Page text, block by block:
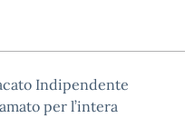
Indipendente
per l’intera